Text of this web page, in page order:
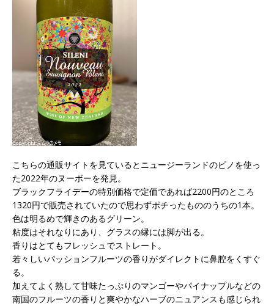
こちらの通販サイトを見ているとニュージーランドのピノを使っ
た2022年のヌーボーを発見。
ブラックフライデーの特別価格で定価であれば2200円のところ
1320円で販売されていたので思わずポチったもののうちの1本。
色は明るめで輝きのあるグリーン。
粘度はそれなりにあり、グラスの縁には脚が出る。
香りはとてもフレッシュでストレート。
若々しいパッションフルーツの香りがダイレクトに鼻腔をくすぐ
る。
加えてよく熟して甘味たっぷりのマンゴーやパイナップルなどの
南国のフルーツの香りと爽やかなハーブのニュアンスも感じられ